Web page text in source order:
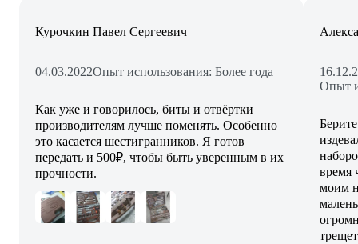
Курочкин Павел Сергеевич
04.03.2022Опыт использования: Более года
Как уже и говорилось, биты и отвёртки
производителям лучше поменять. Особенно
это касается шестигранников. Я готов
передать и 500₽, чтобы быть уверенным в их
прочности.
Опыт
время
моим